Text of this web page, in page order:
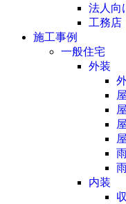
法人向
工務店
施工事例
一般住宅
外装
内装